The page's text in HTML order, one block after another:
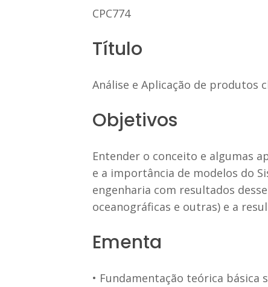
CPC774
Título
Análise e Aplicação de produtos
Objetivos
Entender o conceito e algumas
e a importância de modelos do
engenharia com resultados
oceanográficas e outras) e a
Ementa
• Fundamentação teórica